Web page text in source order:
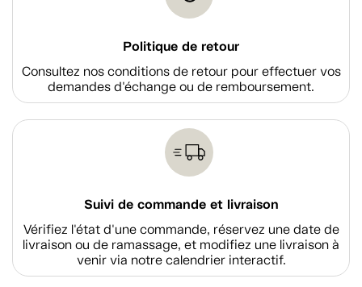
Politique de retour
Consultez nos conditions de retour pour effectuer vos
demandes d'échange ou de remboursement.
Suivi de commande et livraison
Vérifiez l'état d'une commande, réservez une date de
livraison ou de ramassage, et modifiez une livraison à
venir via notre calendrier interactif.